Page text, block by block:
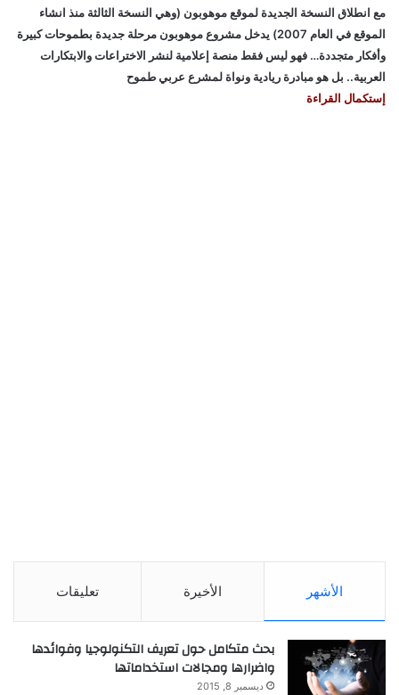
مع انطلاق النسخة الجديدة لموقع موهوبون (وهي النسخة الثالثة منذ انشاء
الموقع في العام 2007) يدخل مشروع موهوبون مرحلة جديدة بطموحات كبيرة
وأفكار متجددة… فهو ليس فقط منصة إعلامية لنشر الاختراعات والابتكارات
العربية.. بل هو مبادرة ريادية ونواة لمشرع عربي طموح
إستكمال القراءة
الأشهر الأخيرة تعليقات
بحث متكامل حول تعريف التكنولوجيا وفوائدها
واضرارها ومجالات استخداماتها
ديسمبر 8, 2015